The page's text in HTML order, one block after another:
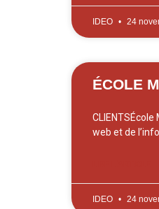
IDEO 24
ÉCOLE
web et de
IDEO 24